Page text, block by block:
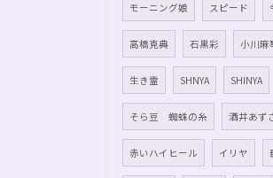
モーニング娘 スピード
高橋克典 石黒彩 小川麻
生き霊 SHNYA SHINYA
そら豆 蜘蛛の糸 酒井あ
赤いハイヒール イリヤ